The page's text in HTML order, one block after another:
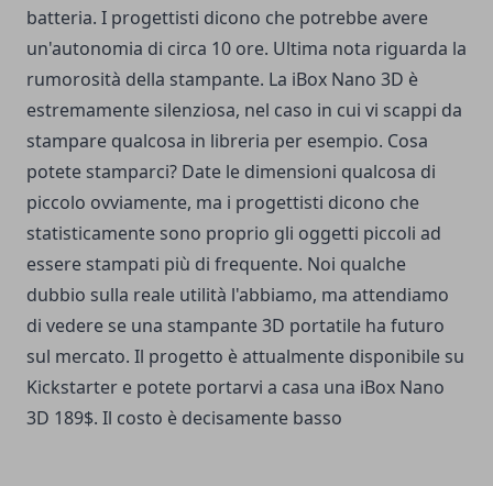
batteria. I progettisti dicono che potrebbe avere
un'autonomia di circa 10 ore. Ultima nota riguarda la
rumorosità della stampante. La iBox Nano 3D è
estremamente silenziosa, nel caso in cui vi scappi da
stampare qualcosa in libreria per esempio. Cosa
potete stamparci? Date le dimensioni qualcosa di
piccolo ovviamente, ma i progettisti dicono che
statisticamente sono proprio gli oggetti piccoli ad
essere stampati più di frequente. Noi qualche
dubbio sulla reale utilità l'abbiamo, ma attendiamo
di vedere se una stampante 3D portatile ha futuro
sul mercato. Il progetto è attualmente disponibile su
Kickstarter e potete portarvi a casa una iBox Nano
3D 189$. Il costo è decisamente basso